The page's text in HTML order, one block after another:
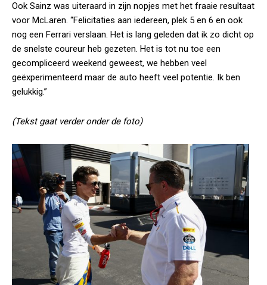
Ook Sainz was uiteraard in zijn nopjes met het fraaie resultaat
voor McLaren. “Felicitaties aan iedereen, plek 5 en 6 en ook
nog een Ferrari verslaan. Het is lang geleden dat ik zo dicht op
de snelste coureur heb gezeten. Het is tot nu toe een
gecompliceerd weekend geweest, we hebben veel
geëxperimenteerd maar de auto heeft veel potentie. Ik ben
gelukkig.”
(Tekst gaat verder onder de foto)